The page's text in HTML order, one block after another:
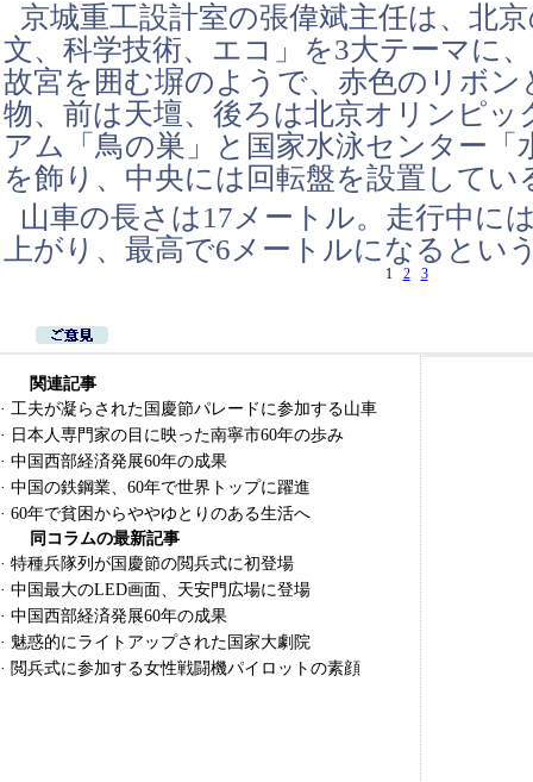
京城重工設計室の張偉斌主任は、北
文、科学技術、エコ」を3大テーマに
故宮を囲む塀のようで、赤色のリボン
物、前は天壇、後ろは北京オリンピッ
アム「鳥の巣」と国家水泳センター「
を飾り、中央には回転盤を設置してい
山車の長さは17メートル。走行中に
上がり、最高で6メートルになるとい
1 2 3
関連記事
· 工夫が凝らされた国慶節パレードに参加する山車
· 日本人専門家の目に映った南寧市60年の歩み
· 中国西部経済発展60年の成果
· 中国の鉄鋼業、60年で世界トップに躍進
· 60年で貧困からややゆとりのある生活へ
同コラムの最新記事
· 特種兵隊列が国慶節の閲兵式に初登場
· 中国最大のLED画面、天安門広場に登場
· 中国西部経済発展60年の成果
· 魅惑的にライトアップされた国家大劇院
· 閲兵式に参加する女性戦闘機パイロットの素顔